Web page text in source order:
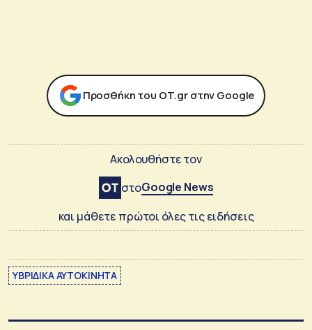
Προσθήκη του ΟΤ.gr στην Google
Ακολουθήστε τον
στοGoogle News
και μάθετε πρώτοι όλες τις ειδήσεις
ΥΒΡΙΔΙΚΑ ΑΥΤΟΚΙΝΗΤΑ